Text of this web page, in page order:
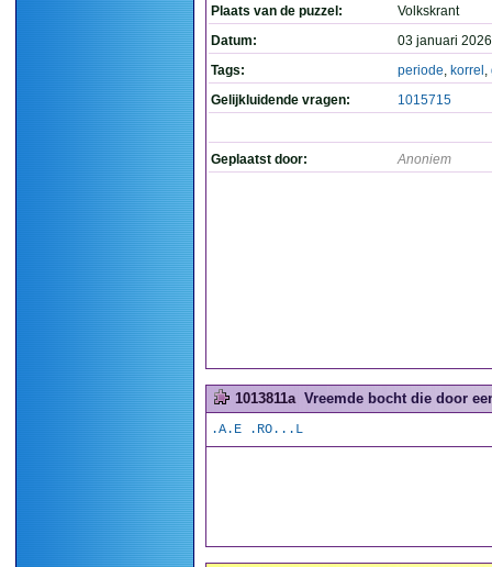
Plaats van de puzzel:
Volkskrant
Datum:
03 januari
Tags:
periode, korrel ,
Gelijkluidende vragen:
1015715
Geplaatst door: Anoniem
1013811a Vreemde bocht die door
.A.E .RO...L